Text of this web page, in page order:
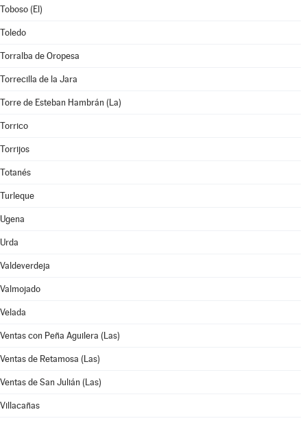
Toboso (El)
Toledo
Torralba de Oropesa
Torrecilla de la Jara
Torre de Esteban Hambrán (La)
Torrico
Torrijos
Totanés
Turleque
Ugena
Urda
Valdeverdeja
Valmojado
Velada
Ventas con Peña Aguilera (Las)
Ventas de Retamosa (Las)
Ventas de San Julián (Las)
Villacañas